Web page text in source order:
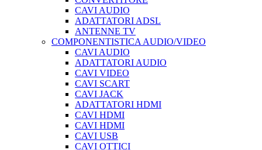
CAVI AUDIO
ADATTATORI ADSL
ANTENNE TV
COMPONENTISTICA AUDIO/VIDEO
CAVI AUDIO
ADATTATORI AUDIO
CAVI VIDEO
CAVI SCART
CAVI JACK
ADATTATORI HDMI
CAVI HDMI
CAVI HDMI
CAVI USB
CAVI OTTICI